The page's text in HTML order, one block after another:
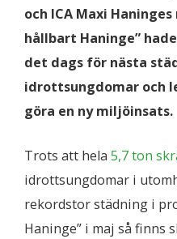
och ICA Maxi
hållbart Haninge”
det dags för nästa
idrottsungdomar och
göra en ny miljöinsats.
Trots att hela 5,7 ton
idrottsungdomar i
rekordstor städning i
Haninge” i maj så finns